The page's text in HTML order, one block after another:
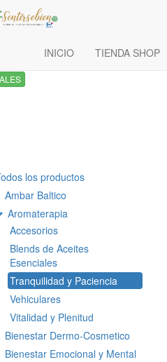
INICIO TIENDA SHOP
los productos
Ambar Baltico
Aromaterapia
Accesorios
Blends de Aceites
Esenciales
Tranquilidad y Paciencia
Vehiculares
Vitalidad y Plenitud
Bienestar Dermo-Cosmetico
Bienestar Emocional y Mental